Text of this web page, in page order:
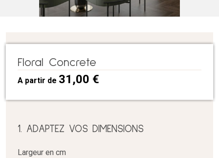
Floral Concrete
A partir de 31,00 €
1. ADAPTEZ VOS DIMENSIONS
Largeur en cm